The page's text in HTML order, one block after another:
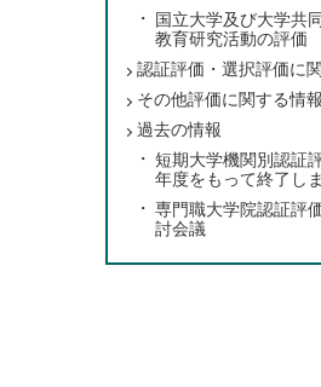
国立大学及び大学共
教育研究活動の評価
認証評価・選択評価に
その他評価に関する情報
過去の情報
短期大学機関別認証
年度をもって終了し
専門職大学院認証評
討会議